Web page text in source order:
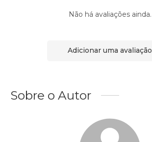
Não há avaliações ainda.
Adicionar uma avaliação
Sobre o Autor